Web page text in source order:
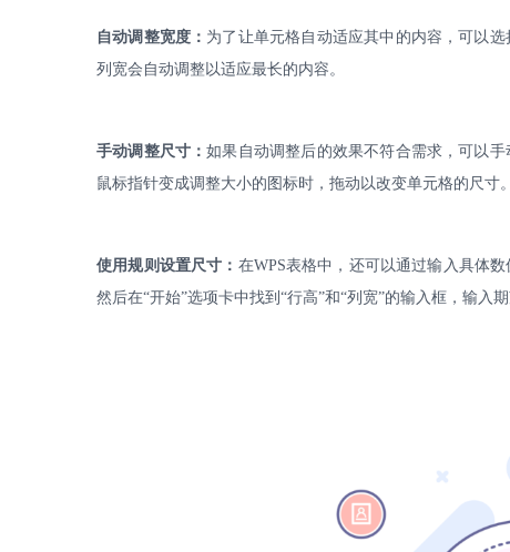
自动调整宽度： 为了让单元格自动适应其中的内容，可以
列宽会自动调整以适应最长的内容。
手动调整尺寸：如果自动调整后的效果不符合需求，可以
鼠标指针变成调整大小的图标时，拖动以改变单元格的尺寸。
使用规则设置尺寸： 在WPS表格中，还可以通过输入具体
然后在“开始”选项卡中找到“行高”和“列宽”的输入框，输入期